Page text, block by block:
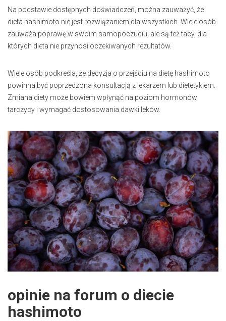
Na podstawie dostępnych doświadczeń, można zauważyć, że
dieta hashimoto nie jest rozwiązaniem dla wszystkich. Wiele osób
zauważa poprawę w swoim samopoczuciu, ale są też tacy, dla
których dieta nie przynosi oczekiwanych rezultatów.
Wiele osób podkreśla, że decyzja o przejściu na dietę hashimoto
powinna być poprzedzona konsultacją z lekarzem lub dietetykiem.
Zmiana diety może bowiem wpłynąć na poziom hormonów
tarczycy i wymagać dostosowania dawki leków.
opinie na forum o diecie
hashimoto